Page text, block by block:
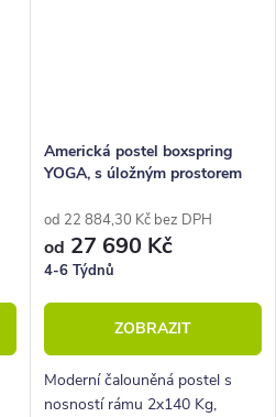
Americká postel boxspring
YOGA, s úložným prostorem
od 22 884,30 Kč bez DPH
od 27 690 Kč
4-6 Týdnů
ZOBRAZIT
Moderní čalouněná postel s
nosností rámu 2x140 Kg,